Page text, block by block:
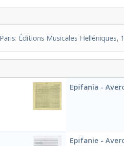
Éditions Musicales Helléniques,
Epifania -
Epifanie -